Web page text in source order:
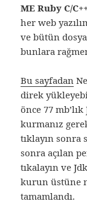
ME Ruby C/
her web
ve bütün
bunlara
Bu sayfadan
direk
önce 77
kurmanız
tıklayın sonra
sonra açılan
tıkalayın ve
kurun üstüne
tamamlandı.